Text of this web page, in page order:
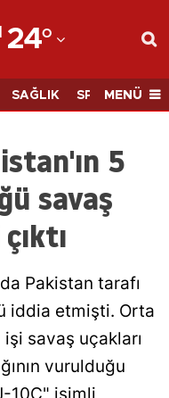
24°
SAĞLIK SPORMENÜ
5
savaş
Pakistan tarafı
iddia etmişti. Orta
savaş uçakları
vurulduğu